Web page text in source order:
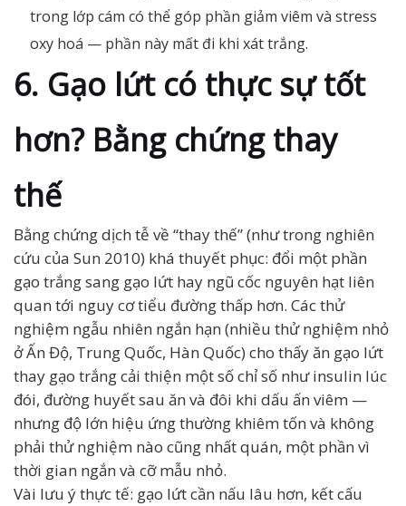
trong lớp cám có thể góp phần giảm viêm và stress
oxy hoá — phần này mất đi khi xát trắng.
6. Gạo lứt có thực sự tốt
hơn? Bằng chứng thay
thế
Bằng chứng dịch tễ về “thay thế” (như trong nghiên
cứu của Sun 2010) khá thuyết phục: đổi một phần
gạo trắng sang gạo lứt hay ngũ cốc nguyên hạt liên
quan tới nguy cơ tiểu đường thấp hơn. Các thử
nghiệm ngẫu nhiên ngắn hạn (nhiều thử nghiệm nhỏ
ở Ấn Độ, Trung Quốc, Hàn Quốc) cho thấy ăn gạo lứt
thay gạo trắng cải thiện một số chỉ số như insulin lúc
đói, đường huyết sau ăn và đôi khi dấu ấn viêm —
nhưng độ lớn hiệu ứng thường khiêm tốn và không
phải thử nghiệm nào cũng nhất quán, một phần vì
thời gian ngắn và cỡ mẫu nhỏ.
Vài lưu ý thực tế: gạo lứt cần nấu lâu hơn, kết cấu